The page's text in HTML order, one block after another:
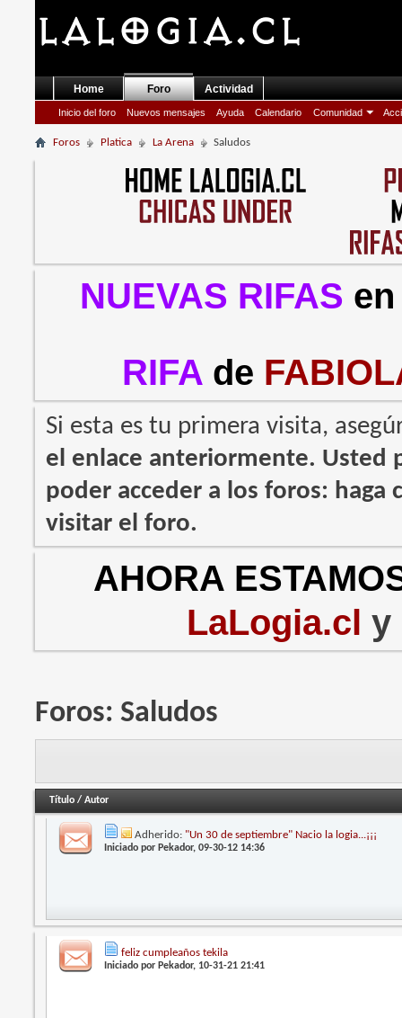
Home Foro
Inicio del foro Nuevos mensajes Ayuda Calendario Comunidad
Actividad
Foros Platica La Arena Saludos
NUEVAS RIFAS en
RIFA de
Si esta es tu primera visita,
el enlace anteriormente. Usted
poder acceder a los foros: haga
visitar el foro.
AHORA
LaLogia.cl y
Foros:Saludos
Título /Autor
Adherido: "Un 30 de septiembre" Nacio la logia...¡¡¡
Iniciado por Pekador, 09-30-12 14:36
feliz cumpleaños tekila
Iniciado por Pekador, 10-31-21 21:41